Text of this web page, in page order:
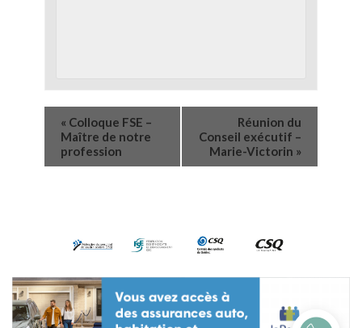
« Colloque FSE –
Maître de notre
profession
Réunion du
Conseil exécutif –
Marie-Victorin »